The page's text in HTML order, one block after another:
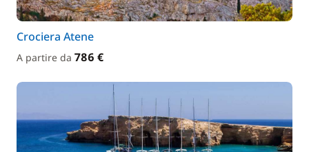
Crociera Atene
A partire da 786 €